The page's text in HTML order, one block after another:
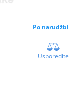
Po narudžbi
Usporedite